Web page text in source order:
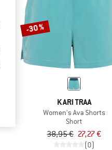
-30 %
KARI TRAA
Women's Ava Shorts
Short
38,95 € 27,27 €
(0)